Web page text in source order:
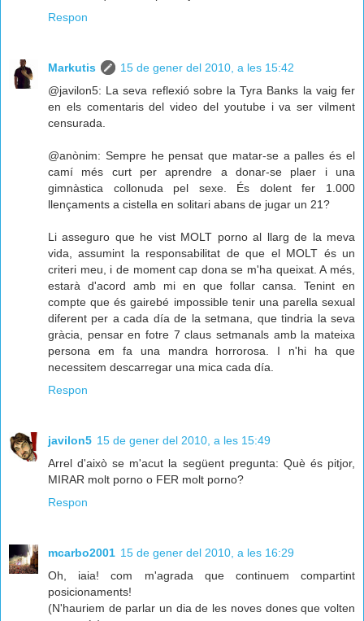
Respon
Markutis
15 de gener del 2010, a les 15:42
@javilon5: La seva reflexió sobre la Tyra Banks la vaig fer
en els comentaris del video del youtube i va ser vilment
censurada.
@anònim: Sempre he pensat que matar-se a palles és el
camí més curt per aprendre a donar-se plaer i una
gimnàstica collonuda pel sexe. És dolent fer 1.000
llençaments a cistella en solitari abans de jugar un 21?
Li asseguro que he vist MOLT porno al llarg de la meva
vida, assumint la responsabilitat de que el MOLT és un
criteri meu, i de moment cap dona se m'ha queixat. A més,
estarà d'acord amb mi en que follar cansa. Tenint en
compte que és gairebé impossible tenir una parella sexual
diferent per a cada día de la setmana, que tindria la seva
gràcia, pensar en fotre 7 claus setmanals amb la mateixa
persona em fa una mandra horrorosa. I n'hi ha que
necessitem descarregar una mica cada día.
Respon
javilon5 15 de gener del 2010, a les 15:49
Arrel d'això se m'acut la següent pregunta: Què és pitjor,
MIRAR molt porno o FER molt porno?
Respon
mcarbo2001 15 de gener del 2010, a les 16:29
Oh, iaia! com m'agrada que continuem compartint
posicionaments!
(N'hauriem de parlar un dia de les noves dones que volten